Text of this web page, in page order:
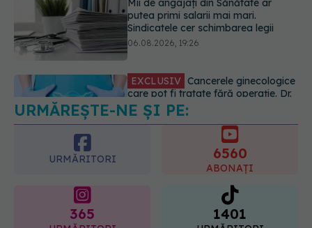
Sindicatele cer schimbarea legii
06.08.2026, 19:26
care pot fi tratate fără operație. Dr.
Sorin Bogdan (SANADOR): Chirurgia
este indicată doar punctual, pentru
anumite categorii de paciente
06.08.2026, 19:05
URMĂREȘTE-NE ȘI PE:
URMĂRITORI 6560
ABONAȚI
365
URMĂRITORI
1401
URMĂRITORI